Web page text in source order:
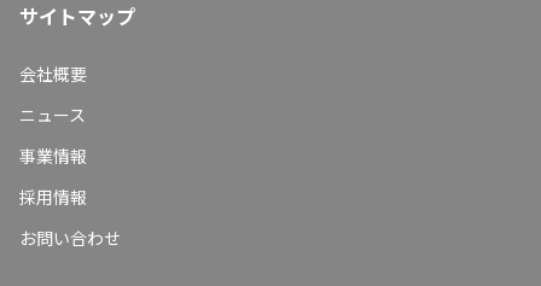
サイトマップ
会社概要
ニュース
事業情報
採用情報
お問い合わせ